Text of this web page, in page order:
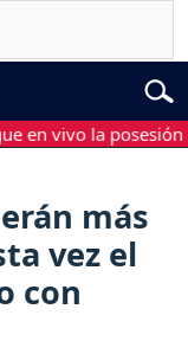
vivo la posesión
más
vez el
con